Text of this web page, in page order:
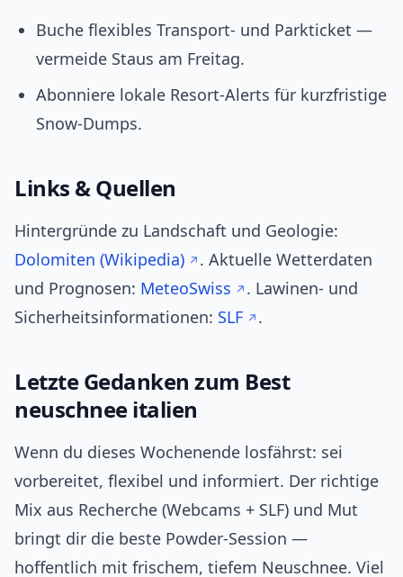
Buche flexibles Transport- und Parkticket —
vermeide Staus am Freitag.
Abonniere lokale Resort-Alerts für kurzfristige
Snow-Dumps.
Links & Quellen
Hintergründe zu Landschaft und Geologie:
Dolomiten (Wikipedia)
. Aktuelle Wetterdaten
und Prognosen: MeteoSwiss
. Lawinen- und
Sicherheitsinformationen: SLF .
Letzte Gedanken zum Best
neuschnee italien
Wenn du dieses Wochenende losfährst: sei
vorbereitet, flexibel und informiert. Der richtige
Mix aus Recherche (Webcams + SLF) und Mut
bringt dir die beste Powder-Session —
hoffentlich mit frischem, tiefem Neuschnee. Viel